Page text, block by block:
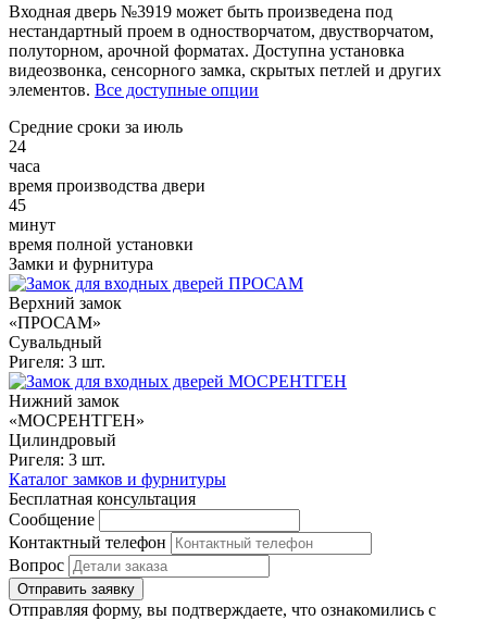
Входная дверь №3919 может быть произведена под
нестандартный проем в одностворчатом, двустворчатом,
полуторном, арочной форматах. Доступна установка
видеозвонка, сенсорного замка, скрытых петлей и других
элементов. Все доступные опции
Средние сроки за июль
24
часа
время производства двери
45
минут
время полной установки
Замки и фурнитура
Верхний замок
«ПРОСАМ»
Сувальдный
Ригеля: 3 шт.
Нижний замок
«МОСРЕНТГЕН»
Цилиндровый
Ригеля: 3 шт.
Каталог замков и фурнитуры
Бесплатная консультация
Сообщение
Контактный телефон
Вопрос
Отправить заявку
Отправляя форму, вы подтверждаете, что ознакомились с